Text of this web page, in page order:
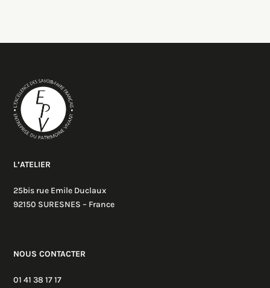
L’ATELIER
25bis rue Emile Duclaux
92150 SURESNES – France
NOUS CONTACTER
01 41 38 17 17